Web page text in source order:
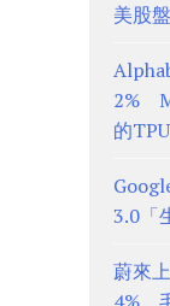
美股
2%
的
3.0「
蔚來